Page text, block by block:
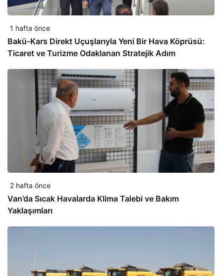
1 hafta önce
Bakü-Kars Direkt Uçuşlarıyla Yeni Bir Hava Köprüsü:
Ticaret ve Turizme Odaklanan Stratejik Adım
2 hafta önce
Van’da Sıcak Havalarda Klima Talebi ve Bakım
Yaklaşımları